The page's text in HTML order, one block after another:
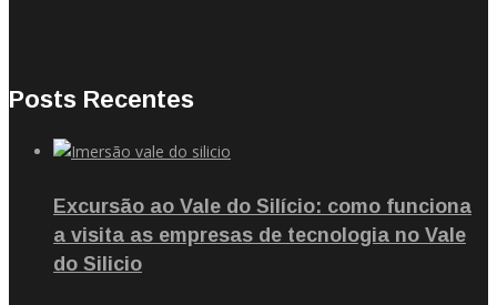
Posts Recentes
Excursão ao Vale do Silício: como funciona
a visita as empresas de tecnologia no Vale
do Silicio